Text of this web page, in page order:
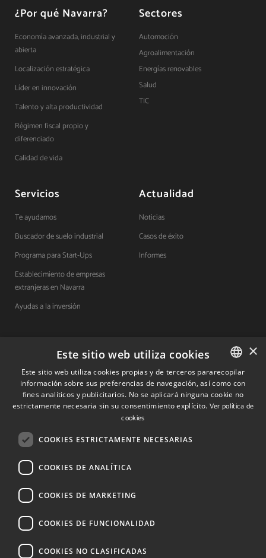
¿Por qué Navarra?
Economía avanzada, industrial y
abierta
Localización estratégica
Líder en innovación
Talento y alta productividad
Régimen fiscal propio y
diferenciado
Calidad de vida
Sectores
Automoción
Agroalimentación
Energías renovables
Salud
TIC
Servicios
Te ayudamos
Buscador de suelo industrial
Programa para Start-Ups
Establecimiento de empresas
extranjeras en Navarra
Ayudas a la inversión
Actualidad
Noticias
Casos de éxito
Informes
Contacto
Quiénes somos
Cuéntanos tu proyecto
(+34) 848 42 19 42
info@investinnavarra.com
Pamplona, Navarra.
© 2026 Invest In Navarra. Todos los derechos reservados.
SPANISH
SPANISH
×
Este sitio web utiliza cookies
Este sitio web utiliza cookies propias y de terceros pararecopilar
información sobre sus preferencias de navegación, así como con
fines analíticos y publicitarios. No se aplicará ninguna cookie no
estrictamente necesaria sin su consentimiento explícito. Ver política de
cookies
COOKIES ESTRICTAMENTE NECESARIAS
COOKIES DE ANALÍTICA
COOKIES DE MARKETING
COOKIES DE FUNCIONALIDAD
COOKIES NO CLASIFICADAS